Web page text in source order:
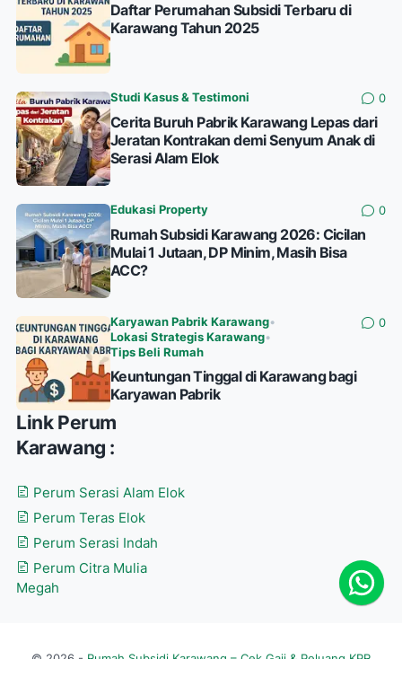
Daftar Perumahan Subsidi Terbaru di
Karawang Tahun 2025
Studi Kasus & Testimoni 0
Cerita Buruh Pabrik Karawang Lepas dari
Jeratan Kontrakan demi Senyum Anak di
Serasi Alam Elok
Edukasi Property 0
Rumah Subsidi Karawang 2026: Cicilan
Mulai 1 Jutaan, DP Minim, Masih Bisa
ACC?
Karyawan Pabrik Karawang•
Lokasi Strategis Karawang•
Tips Beli Rumah
0
Keuntungan Tinggal di Karawang bagi
Karyawan Pabrik
Link Perum
Karawang :
Perum Serasi Alam Elok
Perum Teras Elok
Perum Serasi Indah
Perum Citra Mulia
Megah
© 2026 - Rumah Subsidi Karawang – Cek Gaji & Peluang KPR